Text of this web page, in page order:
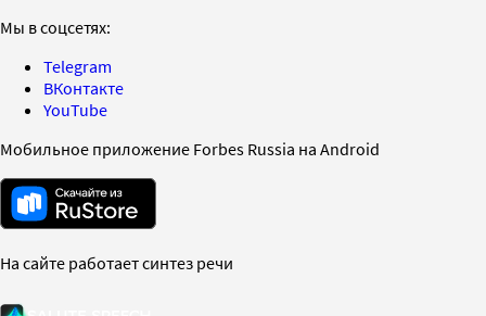
Мы в соцсетях:
Telegram
ВКонтакте
YouTube
Мобильное приложение Forbes Russia на Android
На сайте работает синтез речи